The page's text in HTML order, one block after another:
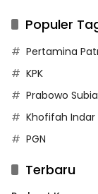
Populer
Pertamina
KPK
Prabowo
Khofifah Indar
PGN
Terbaru